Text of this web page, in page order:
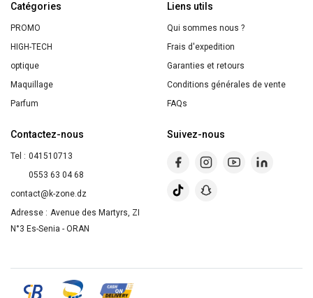
+
Doux
waterproof
Catégories
PROMO
HIGH-TECH
optique
Maquillage
Parfum
Liens utils
Qui sommes nous ?
Frais d'expedition
Garanties et retours
Conditions générales de vente
FAQs
Contactez-nous
Tel : 041510713
0553 63 04 68
contact@k-zone.dz
Adresse : Avenue des Martyrs, ZI
N°3 Es-Senia - ORAN
Suivez-nous